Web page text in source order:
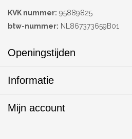
KVK nummer: 95889825
btw-nummer: NL867373659B01
Openingstijden
Informatie
Mijn account